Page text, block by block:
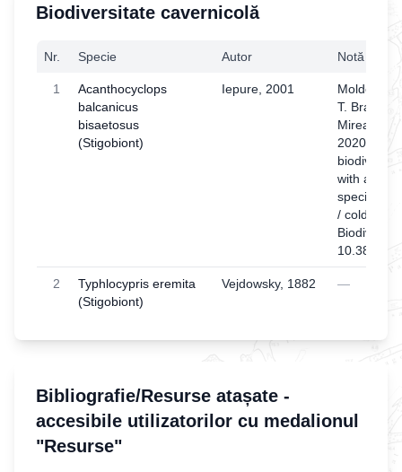
Biodiversitate cavernicolă
Nr. Specie Autor Notă
1
Acanthocyclops
balcanicus
bisaetosus
(Stigobiont)
Iepure, 2001
Moldovan,
T. Brad,
Mirea, R.
2020.
with a Red
species
/ coldspot
10.3897/
2
Typhlocypris eremita
(Stigobiont)
Vejdowsky, 1882 —
Bibliografie/Resurse atașate -
accesibile utilizatorilor cu medalionul
"Resurse"